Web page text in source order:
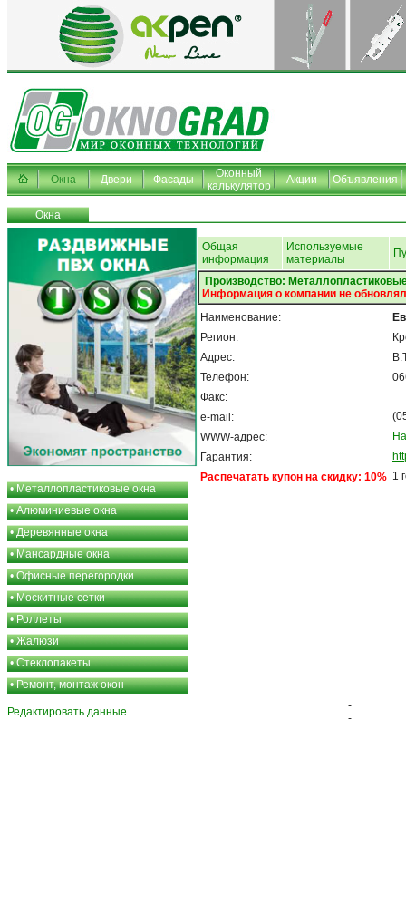
Окна Двери Фасады
Оконный
калькулятор
Акции Объявления
Окна
•Металлопластиковые окна
•Алюминиевые окна
•Деревянные окна
•Мансардные окна
•Офисные перегородки
•Москитные сетки
•Роллеты
•Жалюзи
•Стеклопакеты
•Ремонт, монтаж окон
Общая
информация
Используемые
материалы
Производство:
Информация о компании не
Наименование:
Регион:
Адрес:
Телефон:
Факс:
e-mail:
WWW-адрес:
Гарантия:
Распечатать купон на скидку: 10% 1
Редактировать данные
-
-